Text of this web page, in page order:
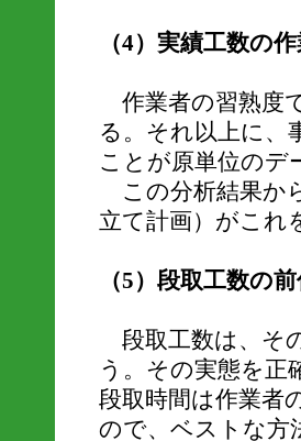
（4）実績工数の
作業者の習熟度
る。それ以上に、
ことが原単位のデ
この分析結果か
立て計画）がこれ
（5）段取工数の
段取工数は、そ
う。その実態を正
段取時間は作業者
ので、ベストな方